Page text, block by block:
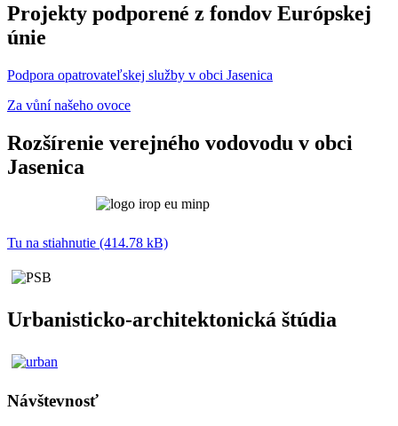
Projekty podporené z fondov Európskej
únie
Podpora opatrovateľskej služby v obci Jasenica
Za vůní našeho ovoce
Rozšírenie verejného vodovodu v obci
Jasenica
Tu na stiahnutie (414.78 kB)
Urbanisticko-architektonická štúdia
Návštevnosť